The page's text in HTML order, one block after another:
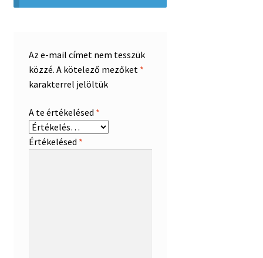
Az e-mail címet nem tesszük
közzé. A kötelező mezőket *
karakterrel jelöltük
A te értékelésed *
Értékelésed *